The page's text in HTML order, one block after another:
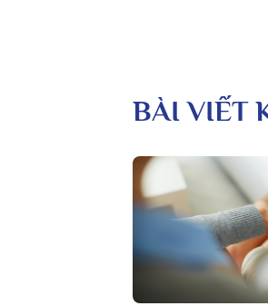
BÀI VIẾT